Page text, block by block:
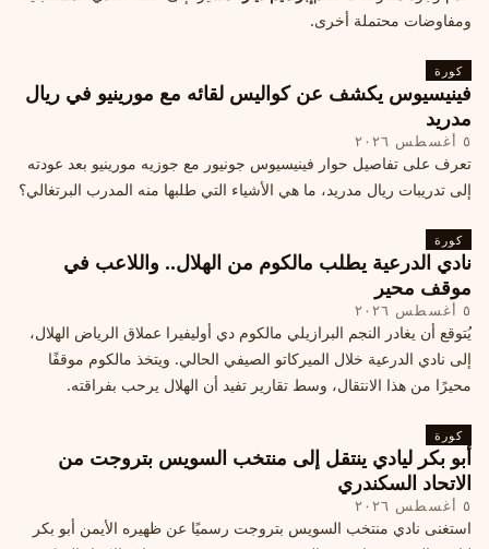
ومفاوضات محتملة أخرى.
كورة
فينيسيوس يكشف عن كواليس لقائه مع مورينيو في ريال
مدريد
٥ أغسطس ٢٠٢٦
تعرف على تفاصيل حوار فينيسيوس جونيور مع جوزيه مورينيو بعد عودته
إلى تدريبات ريال مدريد، ما هي الأشياء التي طلبها منه المدرب البرتغالي؟
كورة
نادي الدرعية يطلب مالكوم من الهلال.. واللاعب في
موقف محير
٥ أغسطس ٢٠٢٦
يُتوقع أن يغادر النجم البرازيلي مالكوم دي أوليفيرا عملاق الرياض الهلال،
إلى نادي الدرعية خلال الميركاتو الصيفي الحالي. ويتخذ مالكوم موقفًا
محيرًا من هذا الانتقال، وسط تقارير تفيد أن الهلال يرحب بفراقته.
كورة
أبو بكر ليادي ينتقل إلى منتخب السويس بتروجت من
الاتحاد السكندري
٥ أغسطس ٢٠٢٦
استغنى نادي منتخب السويس بتروجت رسميًا عن ظهيره الأيمن أبو بكر